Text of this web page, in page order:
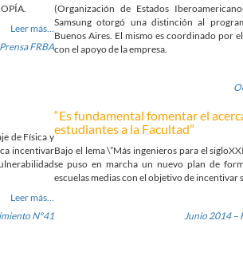
Leer más…
FRBA
(Organización de Estados
Samsung otorgó una distinción al
Buenos Aires. El mismo es coordinado por
con el apoyo de la empresa.
de Física y
incentivar
Leer más…
Nº41
“Es fundamental fomentar el
estudiantes a la Facultad”
Bajo el lema \”Más ingenieros para el
se puso en marcha un nuevo plan de
escuelas medias con el objetivo de incentivar
Junio 2014 –